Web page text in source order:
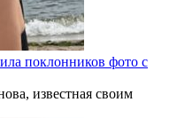
поклонников фото с
известная своим